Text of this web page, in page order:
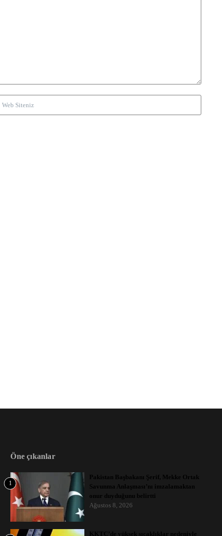
Öne çıkanlar
1
Pakistan Başbakanı Şerif, Mekke Ortak
Savunma Anlaşması’nı imzalamaktan
onur duyduğunu belirtti
Ağustos 8, 2026
KKTC’de yüksek sıcaklıklar nedeniyle